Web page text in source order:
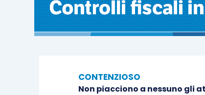
CONTENZIOSO
Non piacciono a nessuno gli